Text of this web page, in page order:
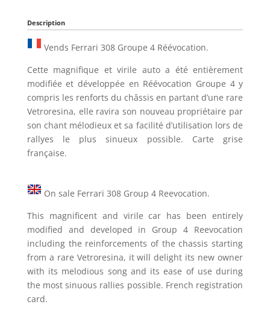
Description
Vends Ferrari 308 Groupe 4 Réévocation.
Cette magnifique et virile auto a été entièrement
modifiée et développée en Réévocation Groupe 4 y
compris les renforts du châssis en partant d’une rare
Vetroresina, elle ravira son nouveau propriétaire par
son chant mélodieux et sa facilité d’utilisation lors de
rallyes le plus sinueux possible. Carte grise
française.
On sale Ferrari 308 Group 4 Reevocation.
This magnificent and virile car has been entirely
modified and developed in Group 4 Reevocation
including the reinforcements of the chassis starting
from a rare Vetroresina, it will delight its new owner
with its melodious song and its ease of use during
the most sinuous rallies possible. French registration
card.